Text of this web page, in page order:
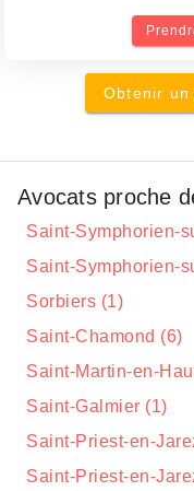
Obtenir
Avocats proche
Saint-Symphorien-
Saint-Symphorien-
Sorbiers (1)
Saint-Chamond (6)
Saint-Martin-en-
Saint-Galmier (1)
Saint-Priest-en-
Saint-Priest-en-